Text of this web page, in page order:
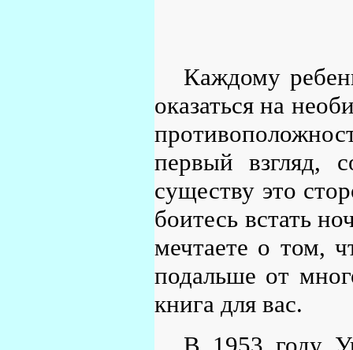
Каждому
оказаться на
первый взгляд,
существу это
боитесь встать
мечтаете о том,
подальше от
книга для вас.